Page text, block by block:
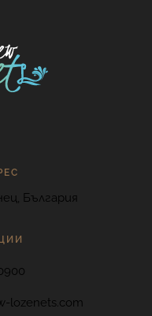
България
lozenets.com